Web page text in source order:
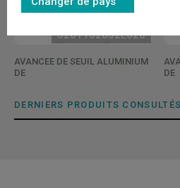
3201152852L620
AVANCEE DE SEUIL ALUMINIUM
DE
DE
DERNIERS PRODUITS CONSULTÉS